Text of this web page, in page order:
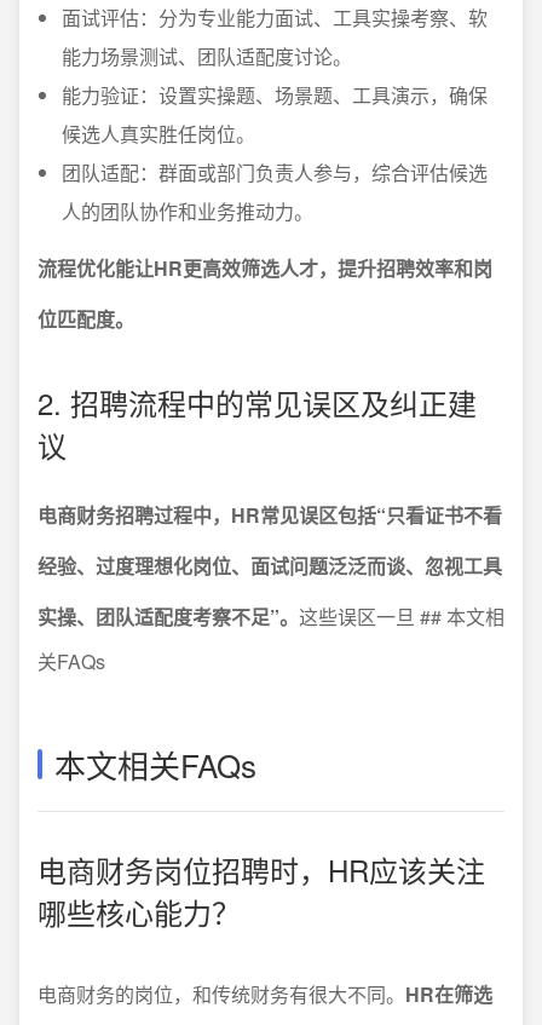
面试评估：分为专业能力面试、工具实操考察、软
能力场景测试、团队适配度讨论。
能力验证：设置实操题、场景题、工具演示，确保
候选人真实胜任岗位。
团队适配：群面或部门负责人参与，综合评估候选
人的团队协作和业务推动力。
流程优化能让HR更高效筛选人才，提升招聘效率和岗
位匹配度。
2. 招聘流程中的常见误区及纠正建
议
电商财务招聘过程中，HR常见误区包括“只看证书不看
经验、过度理想化岗位、面试问题泛泛而谈、忽视工具
实操、团队适配度考察不足”。 这些误区一旦 ## 本文相
关FAQs
本文相关FAQs
电商财务岗位招聘时，HR应该关注
哪些核心能力？
电商财务的岗位，和传统财务有很大不同。 HR在筛选